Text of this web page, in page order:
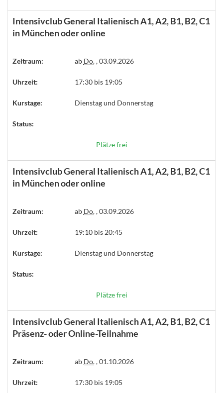
Intensivclub General Italienisch A1, A2, B1, B2, C1
in München oder online
Zeitraum: ab Do., 03.09.2026
Uhrzeit: 17:30 bis 19:05
Kurstage: Dienstag und Donnerstag
Status:
Plätze frei
Intensivclub General Italienisch A1, A2, B1, B2, C1
in München oder online
Zeitraum: ab Do., 03.09.2026
Uhrzeit: 19:10 bis 20:45
Kurstage: Dienstag und Donnerstag
Status:
Plätze frei
Intensivclub General Italienisch A1, A2, B1, B2, C1
Präsenz- oder Online-Teilnahme
Zeitraum: ab Do., 01.10.2026
Uhrzeit: 17:30 bis 19:05